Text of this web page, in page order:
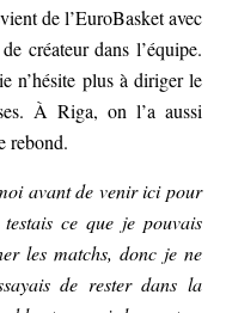
de l’EuroBasket avec
créateur dans l’équipe.
n’hésite plus à diriger le
À Riga, on l’a aussi
rebond.
avant de venir ici pour
ce que je pouvais
les matchs, donc je ne
de rester dans la